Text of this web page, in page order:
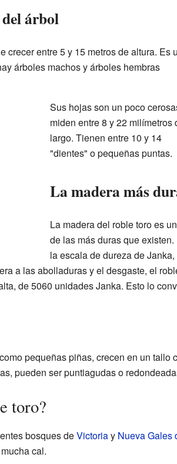
árbol
crecer entre 5 y 15 metros de altura. Es
árboles machos y árboles hembras
Sus hojas son un poco
miden entre 8 y 22 milímetros
largo. Tienen entre 10 y 14
"dientes" o pequeñas puntas.
La madera más
La madera del roble toro es
de las más duras que existen.
la escala de dureza de
a las abolladuras y el desgaste, el
de 5060 unidades Janka. Esto lo
pequeñas piñas, crecen en un tallo
pueden ser puntiagudas o
toro?
bosques deVictoriay Nueva Gales
cal.